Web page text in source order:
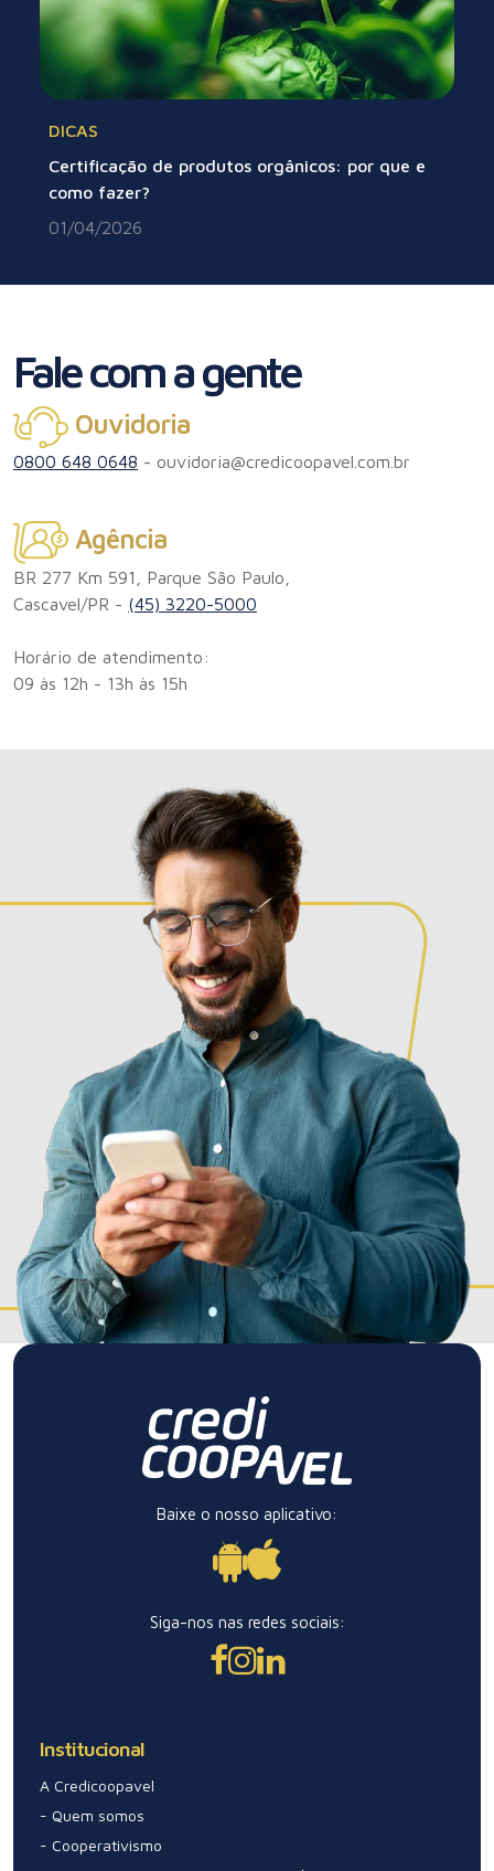
DICAS
Certificação de produtos orgânicos: por que e
como fazer?
01/04/2026
Fale com a gente
Ouvidoria
0800 648 0648 - ouvidoria@credicoopavel.com.br
Agência
BR 277 Km 591, Parque São Paulo,
Cascavel/PR - (45) 3220-5000
Horário de atendimento:
09 às 12h - 13h às 15h
Baixe o nosso aplicativo:
Siga-nos nas redes sociais:
Institucional
A Credicoopavel
- Quem somos
- Cooperativismo